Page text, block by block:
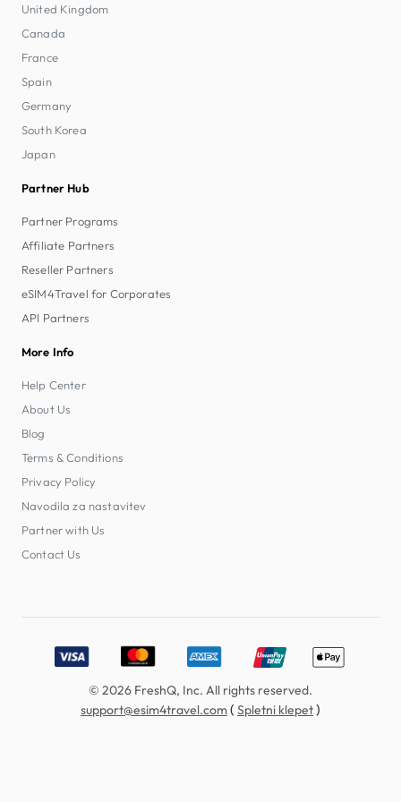
United Kingdom
Canada
France
Spain
Germany
South Korea
Japan
Partner Hub
Partner Programs
Affiliate Partners
Reseller Partners
eSIM4Travel for Corporates
API Partners
More Info
Help Center
About Us
Blog
Terms & Conditions
Privacy Policy
Navodila za nastavitev
Partner with Us
Contact Us
Accepted payment methods: Visa, MasterCard, American
© 2026 FreshQ, Inc. All rights reserved.
support@esim4travel.com( Spletni klepet)